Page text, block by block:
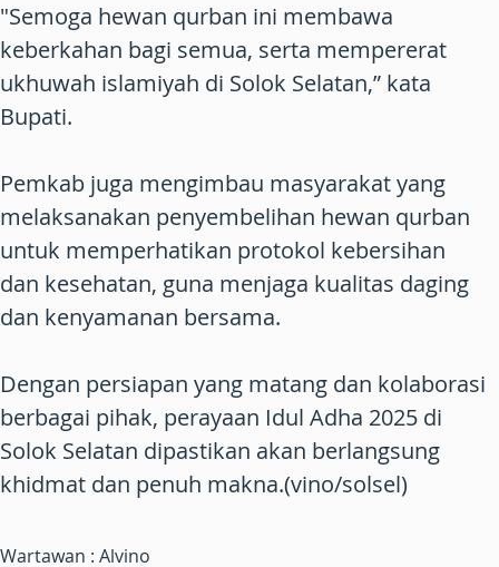
"Semoga hewan qurban ini membawa
keberkahan bagi semua, serta mempererat
ukhuwah islamiyah di Solok Selatan,” kata
Bupati.
Pemkab juga mengimbau masyarakat yang
melaksanakan penyembelihan hewan qurban
untuk memperhatikan protokol kebersihan
dan kesehatan, guna menjaga kualitas daging
dan kenyamanan bersama.
Dengan persiapan yang matang dan kolaborasi
berbagai pihak, perayaan Idul Adha 2025 di
Solok Selatan dipastikan akan berlangsung
khidmat dan penuh makna.(vino/solsel)
Wartawan : Alvino